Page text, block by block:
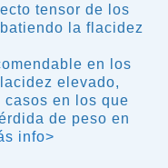
tensor de los
la flacidez
en los
elevado,
casos en los que
de peso en
info>